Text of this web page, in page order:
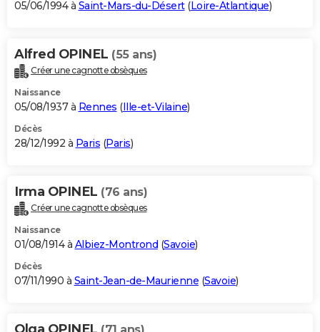
05/06/1994 à Saint-Mars-du-Désert(Loire-Atlantique)
Alfred OPINEL (55 ans)
Créer une cagnotte obsèques
Naissance
05/08/1937 à Rennes (Ille-et-Vilaine)
Décès
28/12/1992 à Paris (Paris)
Irma OPINEL (76 ans)
Créer une cagnotte obsèques
Naissance
01/08/1914 à Albiez-Montrond (Savoie)
Décès
07/11/1990 à Saint-Jean-de-Maurienne (Savoie)
Olga OPINEL (71 ans)